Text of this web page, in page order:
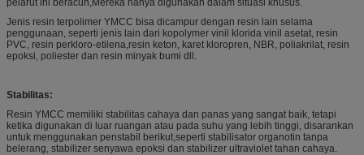
pelarut ini beracun,Mereka hanya digunakan dalam situasi khusus.
Jenis resin terpolimer YMCC bisa dicampur dengan resin lain selama
penggunaan, seperti jenis lain dari kopolymer vinil klorida vinil asetat, resin
PVC, resin perkloro-etilena,resin keton, karet kloropren, NBR, poliakrilat, resin
epoksi, poliester dan resin minyak bumi dll.
Stabilitas:
Resin YMCC memiliki stabilitas cahaya dan panas yang sangat baik, tetapi
ketika digunakan di luar ruangan atau pada suhu yang lebih tinggi, disarankan
untuk menggunakan penstabil berikut,seperti stabilisator organotin tanpa
belerang, stabilizer senyawa epoksi dan stabilizer ultraviolet tahan cahaya.